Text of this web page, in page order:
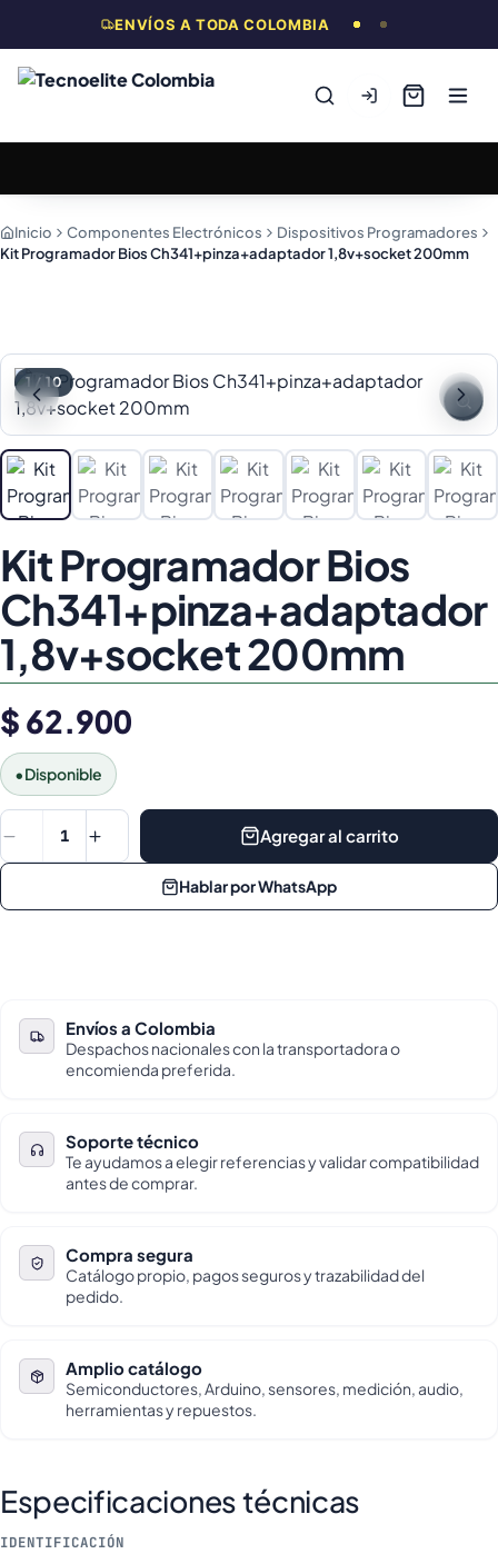
ENVÍOS A TODA COLOMBIA
Inicio Componentes Electrónicos
Dispositivos Programadores
Kit Programador Bios Ch341+pinza+adaptador 1,8v+socket 200mm
1/10
Kit Programador Bios
Ch341+pinza+adaptador
1,8v+socket 200mm
$ 62.900
•Disponible
1 Agregar al carrito
Hablar por WhatsApp
Envíos a Colombia
Despachos nacionales con la transportadora o
encomienda preferida.
Soporte técnico
Te ayudamos a elegir referencias y validar compatibilidad
antes de comprar.
Compra segura
Catálogo propio, pagos seguros y trazabilidad del
pedido.
Amplio catálogo
Semiconductores, Arduino, sensores, medición, audio,
herramientas y repuestos.
Especificaciones técnicas
IDENTIFICACIÓN